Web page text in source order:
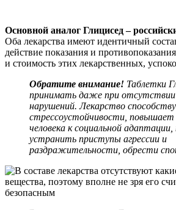
Основной аналог Глицисед –
Оба лекарства имеют идентичный
действие показания и
и стоимость этих лекарственных,
Обратите внимание! Таблетки
принимать даже при отсутствии
нарушений. Лекарство
стрессоустойчивости, повышает
человека к социальной
устранить приступы агрессии и
раздражительности, обрести